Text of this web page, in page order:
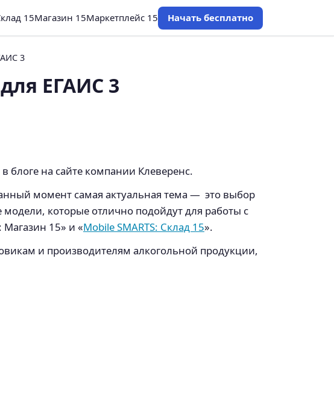
15Магазин 15Маркетплейс 15 Начать бесплатно
3
ЕГАИС 3
блоге на сайте компании Клеверенс.
момент самая актуальная тема — это выбор
которые отлично подойдут для работы с
15» и «Mobile SMARTS: Склад 15».
и производителям алкогольной продукции,